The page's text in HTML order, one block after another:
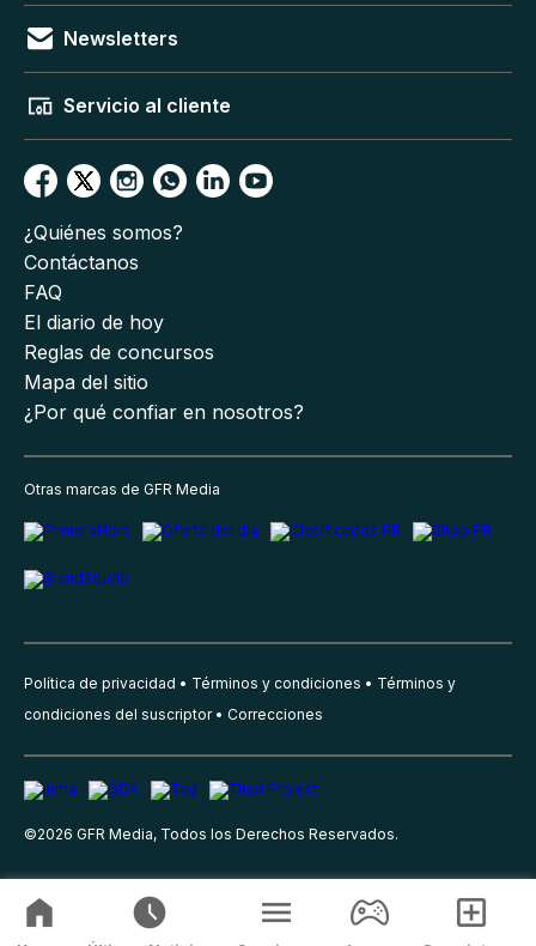
Newsletters
Servicio al cliente
¿Quiénes somos?
Contáctanos
FAQ
El diario de hoy
Reglas de concursos
Mapa del sitio
¿Por qué confiar en nosotros?
Otras marcas de GFR Media
Política de privacidad Términos y condiciones
Términos y
condiciones del suscriptor
Correcciones
©2026 GFR Media, Todos los Derechos Reservados.